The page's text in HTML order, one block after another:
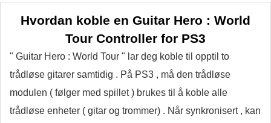
Hvordan koble en Guitar Hero : World
Tour Controller for PS3
" Guitar Hero : World Tour " lar deg koble til opptil to
trådløse gitarer samtidig . På PS3 , må den trådløse
modulen ( følger med spillet ) brukes til å koble alle
trådløse enheter ( gitar og trommer) . Når synkronisert , kan